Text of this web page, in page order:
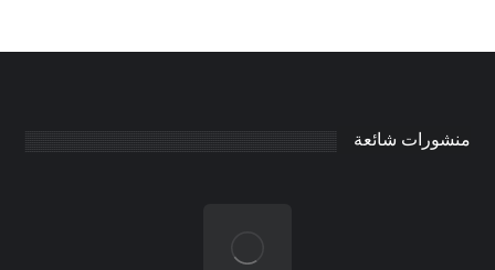
منشورات شائعة